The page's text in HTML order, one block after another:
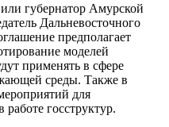
губернатор Амурской
Дальневосточного
предполагает
моделей
применять в сфере
среды. Также в
для
госструктур.